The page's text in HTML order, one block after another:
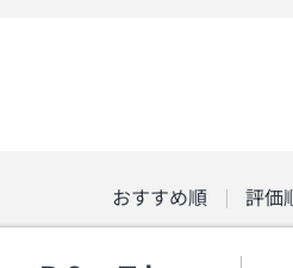
おすすめ順 評価